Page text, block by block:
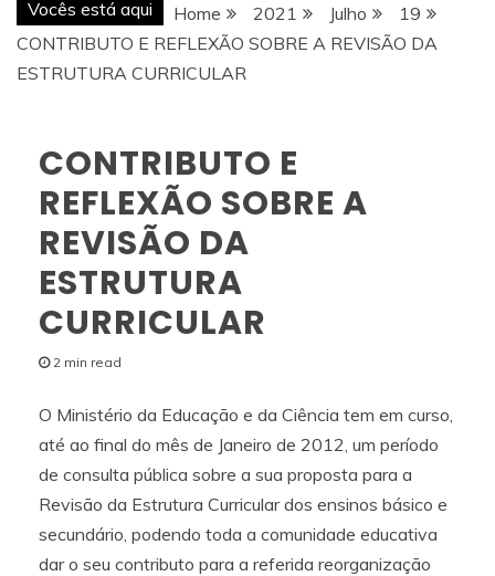
Vocês está aqui Home 2021 Julho
19
CONTRIBUTO E REFLEXÃO SOBRE A REVISÃO DA
ESTRUTURA CURRICULAR
CONTRIBUTO E
REFLEXÃO SOBRE A
REVISÃO DA
ESTRUTURA
CURRICULAR
2 min read
O Ministério da Educação e da Ciência tem em curso,
até ao final do mês de Janeiro de 2012, um período
de consulta pública sobre a sua proposta para a
Revisão da Estrutura Curricular dos ensinos básico e
secundário, podendo toda a comunidade educativa
dar o seu contributo para a referida reorganização